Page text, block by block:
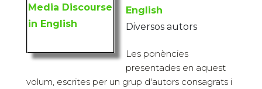
English
Diversos autors
Les ponències
presentades en aquest
volum, escrites per un grup d'autors consagrats i